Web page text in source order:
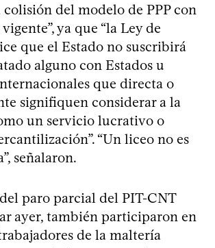
colisión del modelo de PPP con
ya que “la Ley de
que el Estado no suscribirá
alguno con Estados u
que directa o
signifiquen considerar a la
un servicio lucrativo o
“Un liceo no es
señalaron.
paro parcial del PIT-CNT
ayer, también participaron en
de la maltería